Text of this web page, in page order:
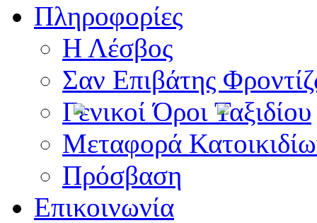
Πληροφορίες
Η Λέσβος
Σαν Επιβάτης
Γενικοί Όροι Ταξιδίου
Μεταφορά
Πρόσβαση
Επικοινωνία